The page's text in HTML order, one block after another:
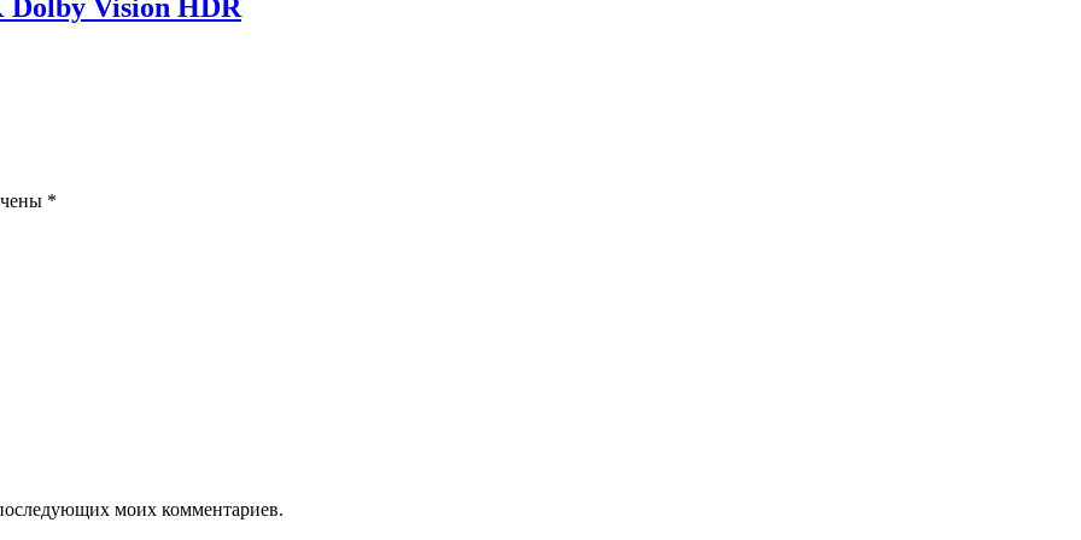
Dolby Vision HDR
*
моих комментариев.